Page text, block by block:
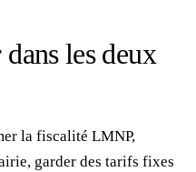
les deux
la fiscalité LMNP,
garder des tarifs fixes